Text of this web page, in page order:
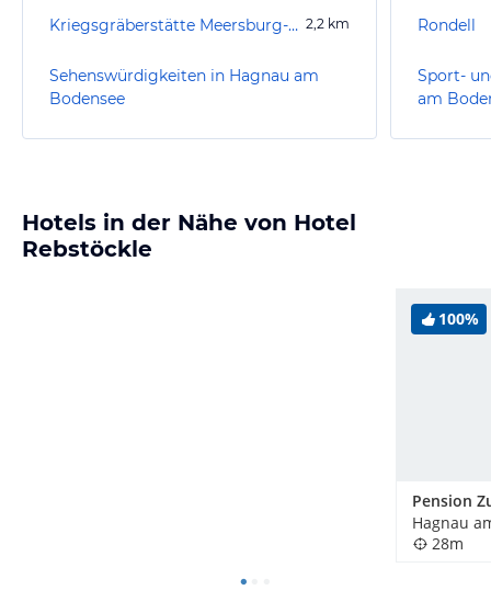
Kriegsgräberstätte Meersburg-Lerchenberg 2,2 km
Sehenswürdigkeiten in Hagnau am
Bodensee
Rondell
Sport-
am
Hotels in der Nähe von Hotel
Rebstöckle
100%
Pension
28m